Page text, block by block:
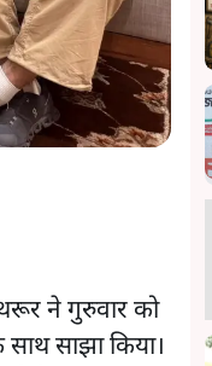
ने गुरुवार को
साझा किया।